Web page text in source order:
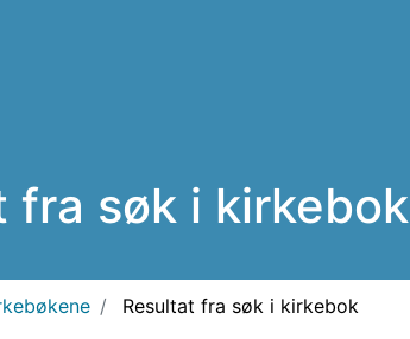
fra søk i kirkebok
Resultat fra søk i kirkebok